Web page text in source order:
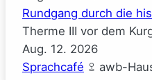
Rundgang durch die
Therme III vor dem
Aug. 12. 2026
Sprachcafé
awb-